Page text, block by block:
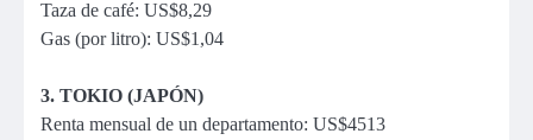
Taza de café: US$8,29
Gas (por litro): US$1,04
3. TOKIO (JAPÓN)
Renta mensual de un departamento: US$4513